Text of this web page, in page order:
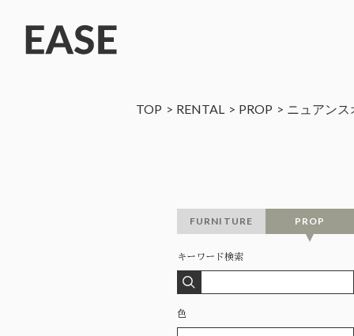
TOP RENTAL PROP ニュアン
FURNITURE PROP
キーワード検索
色